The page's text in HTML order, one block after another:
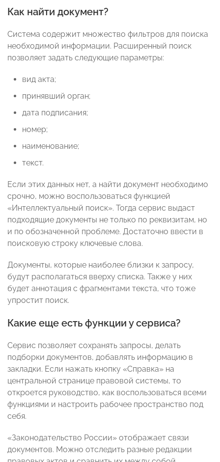
Как найти документ?
Система содержит множество фильтров для поиска
необходимой информации. Расширенный поиск
позволяет задать следующие параметры:
вид акта;
принявший орган;
дата подписания;
номер;
наименование;
текст.
Если этих данных нет, а найти документ необходимо
срочно, можно воспользоваться функцией
«Интеллектуальный поиск». Тогда сервис выдаст
подходящие документы не только по реквизитам, но
и по обозначенной проблеме. Достаточно ввести в
поисковую строку ключевые слова.
Документы, которые наиболее близки к запросу,
будут располагаться вверху списка. Также у них
будет аннотация с фрагментами текста, что тоже
упростит поиск.
Какие еще есть функции у сервиса?
Сервис позволяет сохранять запросы, делать
подборки документов, добавлять информацию в
закладки. Если нажать кнопку «Справка» на
центральной странице правовой системы, то
откроется руководство, как воспользоваться всеми
функциями и настроить рабочее пространство под
себя.
«Законодательство России» отображает связи
документов. Можно отследить разные редакции